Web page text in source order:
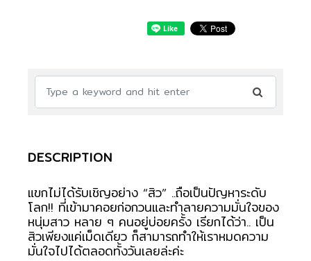
DESCRIPTION
แขกไม่ได้รับเชิญอย่าง “สิว” ..ถือเป็นปัญหาระดับ
โลก!! ที่เข้ามาคอยก่อกวนและทำลายความมั่นใจของ
หนุ่มสาว หลาย ๆ คนอยู่บ่อยครั้ง เรียกได้ว่า.. เป็น
สิวเพียงแค่เม็ดเดียว ก็สามารถทำให้เราหมดความ
มั่นใจไปได้ตลอดทั้งวันเลยล่ะค่ะ